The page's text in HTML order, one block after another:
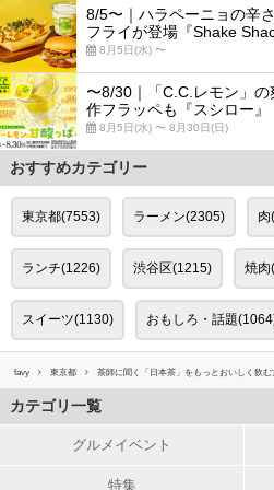
8/5〜｜ハラペーニョの辛
フライが登場『Shake
8月5日(水) 〜
〜8/30｜「C.C.レモン」
作フラッペも『スシロー』
8月5日(水) 〜 8月30日(日)
おすすめカテゴリー
東京都(7553) ラーメン(2305)
ランチ(1226) 渋谷区(1215) 焼肉
スイーツ(1130) おもしろ・話題
favy 東京都 茶師に聞く「日本茶」をもっとおいしく飲
カテゴリ一覧
グルメイベント
特集